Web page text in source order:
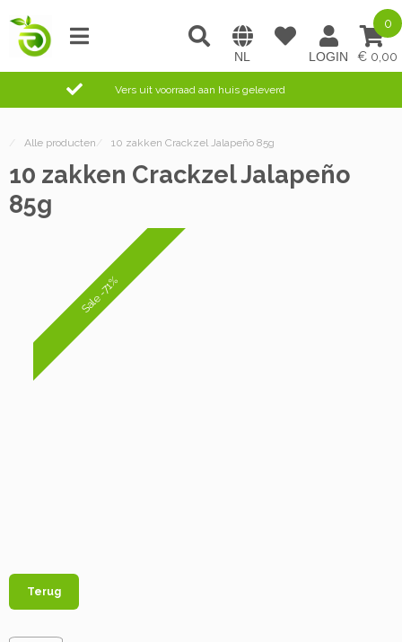
0,00
0
Vers uit voorraad aan huis geleverd
/ Alle producten / 10 zakken Crackzel Jalapeño 85g
10 zakken Crackzel Jalapeño
85g
Sale -71%
Terug